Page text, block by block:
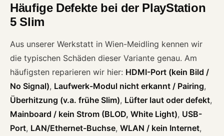
Häufige Defekte bei der PlayStation
5 Slim
Aus unserer Werkstatt in Wien-Meidling kennen wir
die typischen Schäden dieser Variante genau. Am
häufigsten reparieren wir hier: HDMI-Port (kein Bild /
No Signal), Laufwerk-Modul nicht erkannt / Pairing,
Überhitzung (v.a. frühe Slim), Lüfter laut oder defekt,
Mainboard / kein Strom (BLOD, White Light), USB-
Port, LAN/Ethernet-Buchse, WLAN / kein Internet,